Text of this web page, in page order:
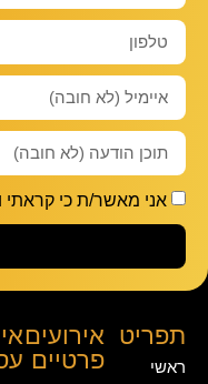
אני מאשר/ת כי קראתי
תפריט
ראשי
אירועים
פרטיים